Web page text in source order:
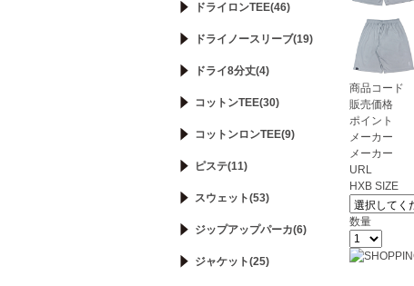
商品コード
販売価格
ポイント
メーカー
メーカー
URL
HXB SIZE
数量
ドライロンTEE(46)
ドライノースリーブ(19)
ドライ8分丈(4)
コットンTEE(30)
コットンロンTEE(9)
ピステ(11)
スウェット(53)
ジップアップパーカ(6)
ジャケット(25)